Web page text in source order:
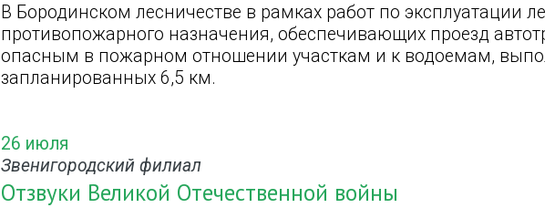
В Бородинском лесничестве в рамках работ по эксплуатации
противопожарного назначения, обеспечивающих проезд
опасным в пожарном отношении участкам и к водоемам,
запланированных 6,5 км.
26 июля
Звенигородский филиал
Отзвуки Великой Отечественной войны